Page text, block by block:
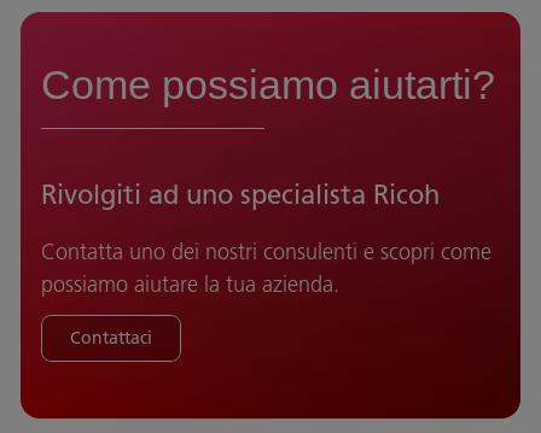
Come possiamo aiutarti?
Rivolgiti ad uno specialista Ricoh
Contatta uno dei nostri consulenti e scopri come
possiamo aiutare la tua azienda.
Contattaci